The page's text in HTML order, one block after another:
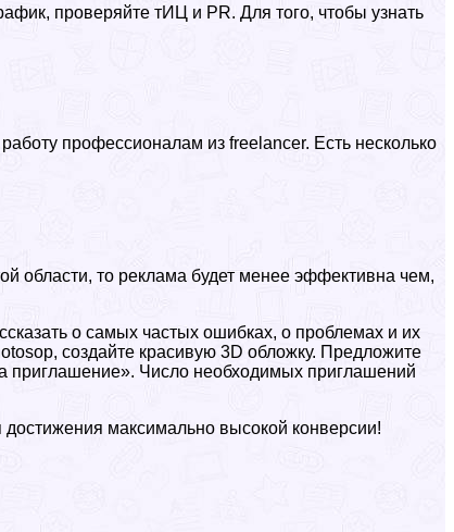
проверяйте тИЦ и PR. Для того, чтобы узнать
профессионалам из freelancer. Есть несколько
области, то реклама будет менее эффективна чем,
о самых частых ошибках, о проблемах и их
создайте красивую 3D обложку. Предложите
приглашение». Число необходимых приглашений
максимально высокой конверсии!